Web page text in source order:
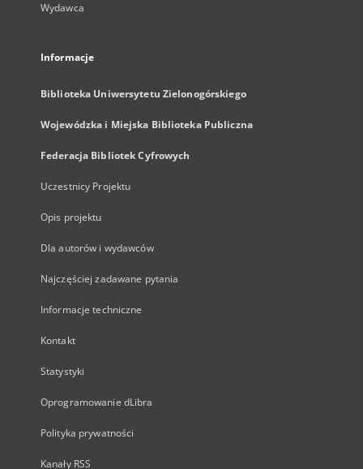
Wydawca
Informacje
Biblioteka Uniwersytetu Zielonogórskiego
Wojewódzka i Miejska Biblioteka Publiczna
Federacja Bibliotek Cyfrowych
Uczestnicy Projektu
Opis projektu
Dla autorów i wydawców
Najczęściej zadawane pytania
Informacje techniczne
Kontakt
Statystyki
Oprogramowanie dLibra
Polityka prywatności
Kanały RSS